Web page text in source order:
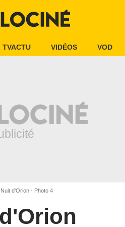
TVACTU VIDÉOS VOD
d'Orion - Photo 4